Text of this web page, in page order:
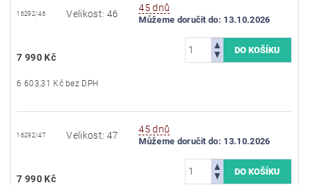
16292/46 Velikost: 46
45 dnů
Můžeme doručit do: 13.10.2026
7 990 Kč
6 603,31 Kč bez DPH
16292/47 Velikost: 47
45 dnů
Můžeme doručit do: 13.10.2026
7 990 Kč